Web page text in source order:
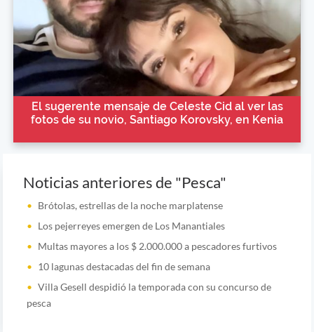
El sugerente mensaje de Celeste Cid al ver las
fotos de su novio, Santiago Korovsky, en Kenia
Noticias anteriores de "Pesca"
Brótolas, estrellas de la noche marplatense
Los pejerreyes emergen de Los Manantiales
Multas mayores a los $ 2.000.000 a pescadores furtivos
10 lagunas destacadas del fin de semana
Villa Gesell despidió la temporada con su concurso de
pesca